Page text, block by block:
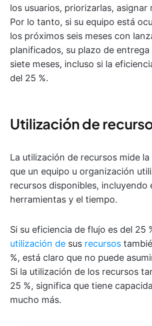
los usuarios, priorizarlas, asignar
Por lo tanto, si su equipo está
los próximos seis meses con
planificados, su plazo de entrega
siete meses, incluso si la
del 25 %.
Utilización de
La utilización de recursos mide
que un equipo u organización
recursos disponibles, incluyendo
herramientas y el tiempo.
Si su eficiencia de flujo es del 25
utilización de sus recursos
%, está claro que no puede
Si la utilización de los recursos
25 %, significa que tiene
mucho más.